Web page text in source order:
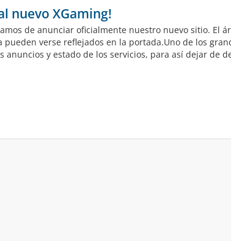
nuevo XGaming!
de anunciar oficialmente nuestro nuevo sitio. El
pueden verse reflejados en la portada.Uno de los
anuncios y estado de los servicios, para así dejar de